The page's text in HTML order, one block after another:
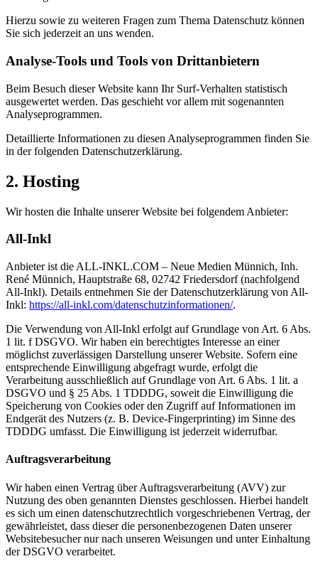
Hierzu sowie zu weiteren Fragen zum Thema Datenschutz können
Sie sich jederzeit an uns wenden.
Analyse-Tools und Tools von Dritt­anbietern
Beim Besuch dieser Website kann Ihr Surf-Verhalten statistisch
ausgewertet werden. Das geschieht vor allem mit sogenannten
Analyseprogrammen.
Detaillierte Informationen zu diesen Analyseprogrammen finden Sie
in der folgenden Datenschutzerklärung.
2. Hosting
Wir hosten die Inhalte unserer Website bei folgendem Anbieter:
All-Inkl
Anbieter ist die ALL-INKL.COM – Neue Medien Münnich, Inh.
René Münnich, Hauptstraße 68, 02742 Friedersdorf (nachfolgend
All-Inkl). Details entnehmen Sie der Datenschutzerklärung von All-
Inkl: https://all-inkl.com/datenschutzinformationen/.
Die Verwendung von All-Inkl erfolgt auf Grundlage von Art. 6 Abs.
1 lit. f DSGVO. Wir haben ein berechtigtes Interesse an einer
möglichst zuverlässigen Darstellung unserer Website. Sofern eine
entsprechende Einwilligung abgefragt wurde, erfolgt die
Verarbeitung ausschließlich auf Grundlage von Art. 6 Abs. 1 lit. a
DSGVO und § 25 Abs. 1 TDDDG, soweit die Einwilligung die
Speicherung von Cookies oder den Zugriff auf Informationen im
Endgerät des Nutzers (z. B. Device-Fingerprinting) im Sinne des
TDDDG umfasst. Die Einwilligung ist jederzeit widerrufbar.
Auftragsverarbeitung
Wir haben einen Vertrag über Auftragsverarbeitung (AVV) zur
Nutzung des oben genannten Dienstes geschlossen. Hierbei handelt
es sich um einen datenschutzrechtlich vorgeschriebenen Vertrag, der
gewährleistet, dass dieser die personenbezogenen Daten unserer
Websitebesucher nur nach unseren Weisungen und unter Einhaltung
der DSGVO verarbeitet.